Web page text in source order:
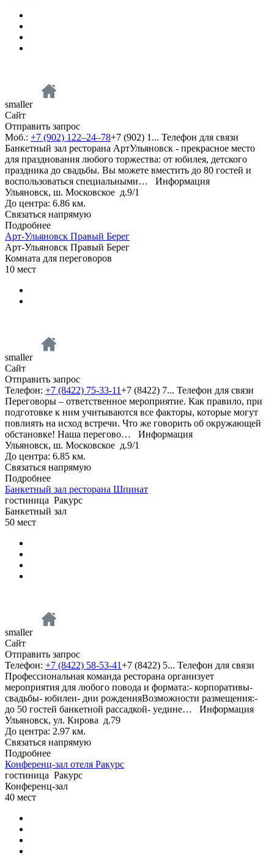
smaller
Сайт
Отправить запрос
Моб.: +7 (902) 122–24–78+7 (902) 1... Телефон для связи
Банкетный зал ресторана АртУльяновск - прекрасное место
для празднования любого торжества: от юбилея, детского
праздника до свадьбы. Вы можете вместить до 80 гостей и
воспользоваться специальными… Информация
Ульяновск, ш. Московское д.9/1
До центра: 6.86 км.
Связаться напрямую
Подробнее
Арт-Ульяновск Правый Берег
Арт-Ульяновск Правый Берег
Комната для переговоров
10 мест
smaller
Сайт
Отправить запрос
Телефон: +7 (8422) 75-33-11+7 (8422) 7... Телефон для связи
Переговоры – ответственное мероприятие. Как правило, при
подготовке к ним учитываются все факторы, которые могут
повлиять на исход встречи. Что же говорить об окружающей
обстановке! Наша перегово… Информация
Ульяновск, ш. Московское д.9/1
До центра: 6.85 км.
Связаться напрямую
Подробнее
Банкетный зал ресторана Шпинат
гостиница Ракурс
Банкетный зал
50 мест
smaller
Сайт
Отправить запрос
Телефон: +7 (8422) 58-53-41+7 (8422) 5... Телефон для связи
Профессиональная команда ресторана организует
мероприятия для любого повода и формата:- корпоративы-
свадьбы- юбилеи- дни рожденияВозможности размещения:-
до 50 гостей банкетной рассадкой- уедине… Информация
Ульяновск, ул. Кирова д.79
До центра: 2.97 км.
Связаться напрямую
Подробнее
Конференц-зал отеля Ракурс
гостиница Ракурс
Конференц-зал
40 мест